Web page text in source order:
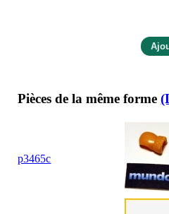
Pièces de la même forme
p3465c